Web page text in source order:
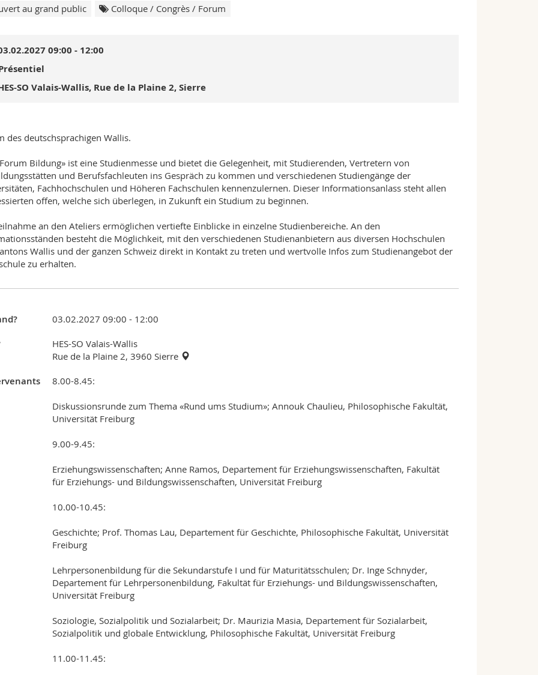
au grand public Colloque / Congrès / Forum
09:00 - 12:00
SO Valais-Wallis, Rue de la Plaine 2, Sierre
des deutschsprachigen Wallis.
Bildung» ist eine Studienmesse und bietet die Gelegenheit, mit Studierenden, Vertretern von
und Berufsfachleuten ins Gespräch zu kommen und verschiedenen Studiengänge der
Fachhochschulen und Höheren Fachschulen kennenzulernen. Dieser Informationsanlass steht allen
offen, welche sich überlegen, in Zukunft ein Studium zu beginnen.
an den Ateliers ermöglichen vertiefte Einblicke in einzelne Studienbereiche. An den
besteht die Möglichkeit, mit den verschiedenen Studienanbietern aus diversen Hochschulen
Wallis und der ganzen Schweiz direkt in Kontakt zu treten und wertvolle Infos zum Studienangebot der
zu erhalten.
03.02.2027 09:00 - 12:00
HES-SO Valais-Wallis
Rue de la Plaine 2, 3960 Sierre
8.00-8.45:
Diskussionsrunde zum Thema «Rund ums Studium»; Annouk Chaulieu, Philosophische Fakultät,
Universität Freiburg
9.00-9.45:
Erziehungswissenschaften; Anne Ramos, Departement für Erziehungswissenschaften, Fakultät
für Erziehungs- und Bildungs­wissenschaften, Universität Freiburg
10.00-10.45:
Geschichte; Prof. Thomas Lau, Departement für Geschichte, Philosophische Fakultät, Universität
Freiburg
Lehrpersonenbildung für die Sekundarstufe I und für Maturitätsschulen; Dr. Inge Schnyder,
Departement für Lehrpersonenbildung, Fakultät für Erziehungs- und Bildungswissenschaften,
Universität Freiburg
Soziologie, Sozialpolitik und Sozialarbeit; Dr. Maurizia Masia, Departement für Sozialarbeit,
Sozialpolitik und globale Entwicklung, Philosophische Fakultät, Universität Freiburg
11.00-11.45: